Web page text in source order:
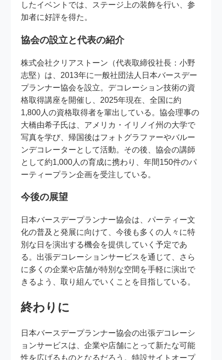
したイベントでは、ステージ上の装飾を行い、参
加者に好評を得た。
協会の設立と代表の紹介
株式会社クリアストーン（代表取締役社長：小野
志堅）は、2013年に一般社団法人日本バースデー
プランナー協会を設立。デコレーション技術の資
格取得講座を開催し、2025年現在、全国に約
1,800人の資格取得者を輩出している。協会理事の
大橋由希子氏は、アメリカ・イリノイ州の大学で
写真を学び、帰国後はフォトグラファーやバルー
ンデコレーターとして活動。その後、協会の講師
として約1,000人の育成に携わり、年間150件のパ
ーティープラン企画を受注している。
今後の展望
日本バースデープランナー協会は、パーティー文
化の普及と発展に向けて、今後も多くの人々に特
別な日を演出する機会を提供していく予定であ
る。出張デコレーションサービスを通じて、さら
に多くの企業や店舗が特別な空間を手軽に演出で
きるよう、取り組んでいくことを目指している。
終わりに
日本バースデープランナー協会の出張デコレーシ
ョンサービスは、企業や店舗にとって新たな可能
性を広げるものとなるだろう。特設サイトオープ